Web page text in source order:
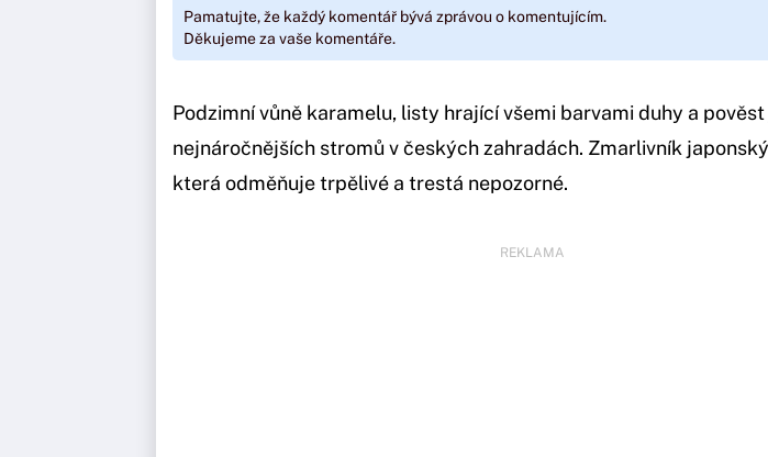
Pamatujte, že každý komentář bývá zprávou o komentujícím.
Děkujeme za vaše komentáře.
Podzimní vůně karamelu, listy hrající všemi barvami duhy a
nejnáročnějších stromů v českých zahradách. Zmarlivník
která odměňuje trpělivé a trestá nepozorné.
REKLAMA